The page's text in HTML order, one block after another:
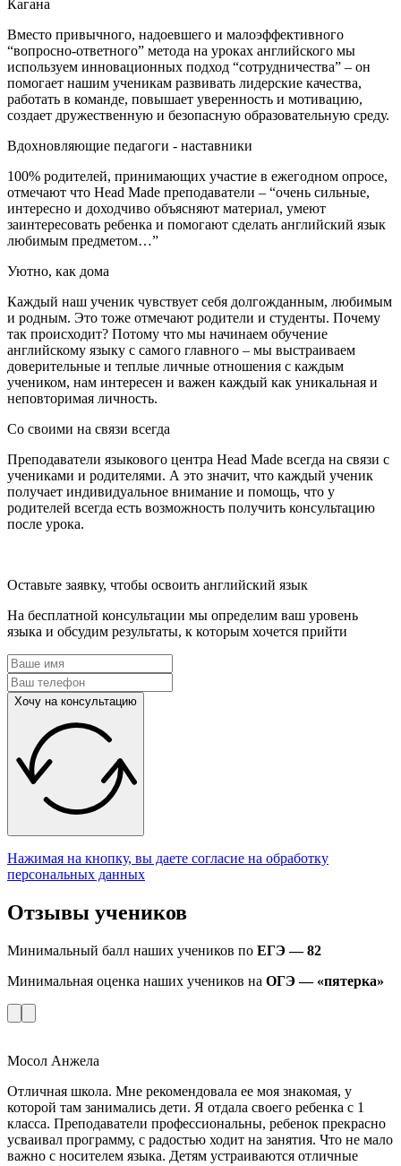
Кагана
Вместо привычного, надоевшего и малоэффективного
“вопросно-ответного” метода на уроках английского мы
используем инновационных подход “сотрудничества” – он
помогает нашим ученикам развивать лидерские качества,
работать в команде, повышает уверенность и мотивацию,
создает дружественную и безопасную образовательную среду.
Вдохновляющие педагоги - наставники
100% родителей, принимающих участие в ежегодном опросе,
отмечают что Head Made преподаватели – “очень сильные,
интересно и доходчиво объясняют материал, умеют
заинтересовать ребенка и помогают сделать английский язык
любимым предметом…”
Уютно, как дома
Каждый наш ученик чувствует себя долгожданным, любимым
и родным. Это тоже отмечают родители и студенты. Почему
так происходит? Потому что мы начинаем обучение
английскому языку с самого главного – мы выстраиваем
доверительные и теплые личные отношения с каждым
учеником, нам интересен и важен каждый как уникальная и
неповторимая личность.
Со своими на связи всегда
Преподаватели языкового центра Head Made всегда на связи с
учениками и родителями. А это значит, что каждый ученик
получает индивидуальное внимание и помощь, что у
родителей всегда есть возможность получить консультацию
после урока.
Оставьте заявку, чтобы освоить английский язык
На бесплатной консультации мы определим ваш уровень
языка и обсудим результаты, к которым хочется прийти
Хочу на консультацию
Нажимая на кнопку, вы даете согласие на обработку
персональных данных
Отзывы учеников
Минимальный балл наших учеников по ЕГЭ — 82
Минимальная оценка наших учеников на ОГЭ — «пятерка»
Мосол Анжела
Отличная школа. Мне рекомендовала ее моя знакомая, у
которой там занимались дети. Я отдала своего ребенка с 1
класса. Преподаватели профессиональны, ребенок прекрасно
усваивал программу, с радостью ходит на занятия. Что не мало
важно с носителем языка. Детям устраиваются отличные